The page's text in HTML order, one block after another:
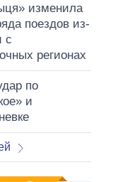
изменила
поездов из-
с
регионах
по
и